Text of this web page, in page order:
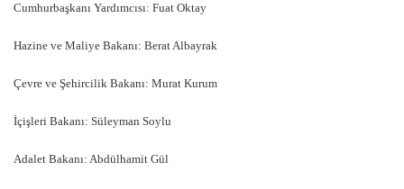
Cumhurbaşkanı Yardımcısı: Fuat Oktay
Hazine ve Maliye Bakanı: Berat Albayrak
Çevre ve Şehircilik Bakanı: Murat Kurum
İçişleri Bakanı: Süleyman Soylu
Adalet Bakanı: Abdülhamit Gül